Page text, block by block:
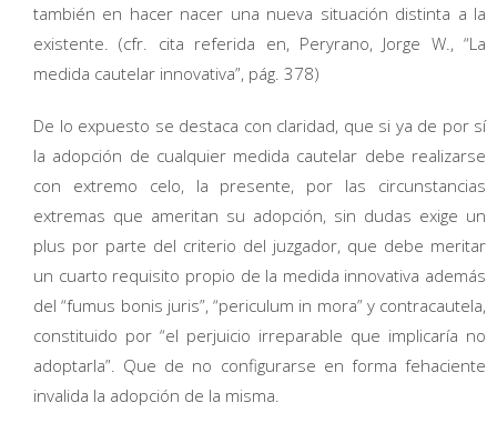
también en hacer nacer una nueva situación distinta a la
existente. (cfr. cita referida en, Peryrano, Jorge W., “La
medida cautelar innovativa”, pág. 378)
De lo expuesto se destaca con claridad, que si ya de por sí
la adopción de cualquier medida cautelar debe realizarse
con extremo celo, la presente, por las circunstancias
extremas que ameritan su adopción, sin dudas exige un
plus por parte del criterio del juzgador, que debe meritar
un cuarto requisito propio de la medida innovativa además
del “fumus bonis juris”, “periculum in mora” y contracautela,
constituido por “el perjuicio irreparable que implicaría no
adoptarla”. Que de no configurarse en forma fehaciente
invalida la adopción de la misma.